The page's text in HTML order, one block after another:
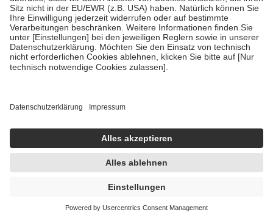
mit Ausnahme der Fahrkosten
• Untersuchungen zur Vorsorge und Früherkennung, die von der
GKV getragen werden
• empfohlenen Schutzimpfungen
• Harn- und Blutteststreifen
getroffen, um sicherzustellen, dass es sich um echte Bewertungen
https://help.etrusted.com/hc/de/articles/4419944605341
Einige Bilder und Inhalte wurden unter Zuhilfenahme künstlicher